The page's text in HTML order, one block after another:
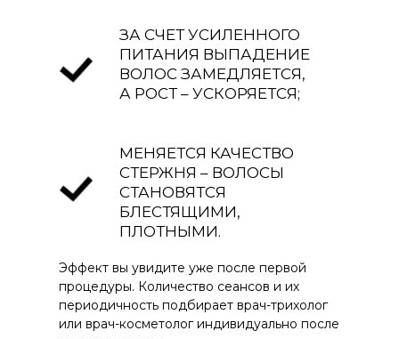
ЗА СЧЕТ УСИЛЕННОГО
ПИТАНИЯ ВЫПАДЕНИЕ
ВОЛОС ЗАМЕДЛЯЕТСЯ,
А РОСТ – УСКОРЯЕТСЯ;
МЕНЯЕТСЯ КАЧЕСТВО
СТЕРЖНЯ – ВОЛОСЫ
СТАНОВЯТСЯ
БЛЕСТЯЩИМИ,
ПЛОТНЫМИ.
Эффект вы увидите уже после первой
процедуры. Количество сеансов и их
периодичность подбирает врач-трихолог
или врач-косметолог индивидуально после